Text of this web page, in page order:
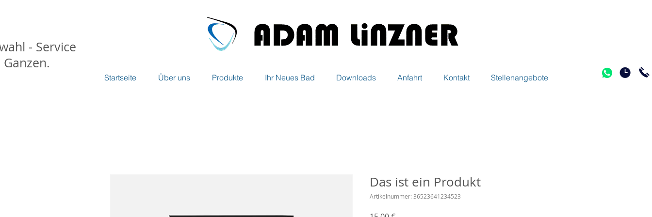
- Service
Startseite Über uns Produkte Ihr Neues Bad Downloads Anfahrt Kontakt Stellenangebote
Das ist ein Produkt
Artikelnummer: 36523641234523